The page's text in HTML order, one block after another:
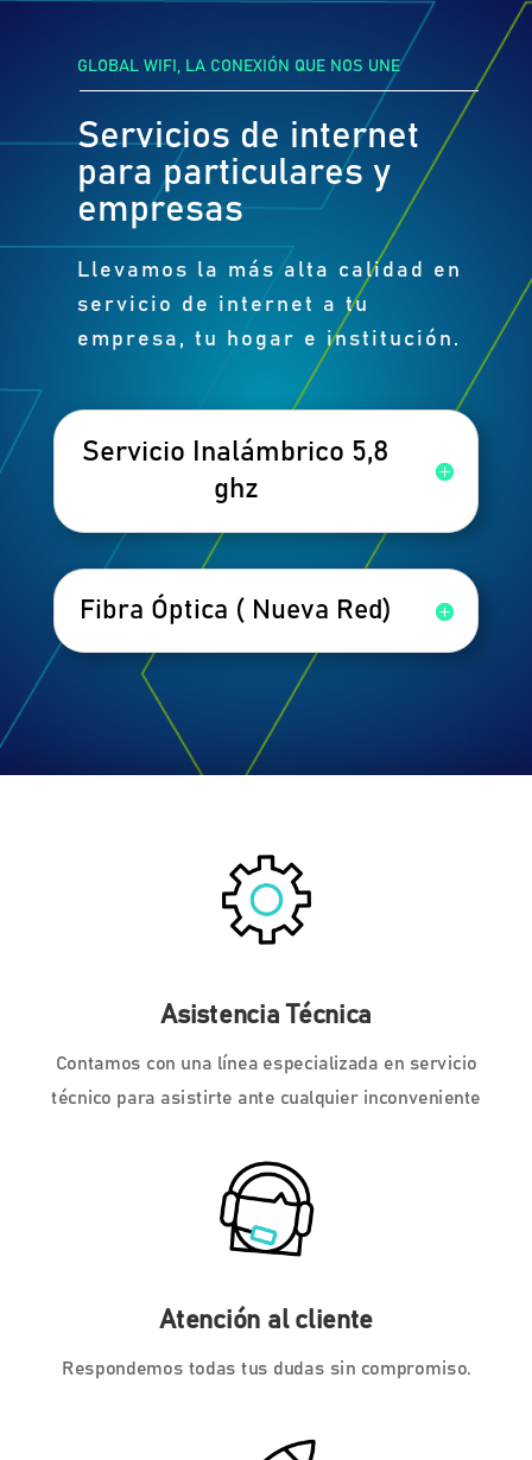
GLOBAL WIFI, LA CONEXIÓN QUE NOS UNE
Servicios de internet
para particulares y
empresas
Llevamos la más alta calidad en
servicio de internet a tu
empresa, tu hogar e institución.
Servicio Inalámbrico 5,8
ghz
Fibra Óptica ( Nueva Red)
Asistencia Técnica
Contamos con una línea especializada en servicio
técnico para asistirte ante cualquier inconveniente
Atención al cliente
Respondemos todas tus dudas sin compromiso.